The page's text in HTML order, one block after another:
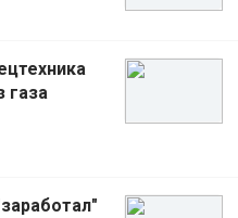
газа